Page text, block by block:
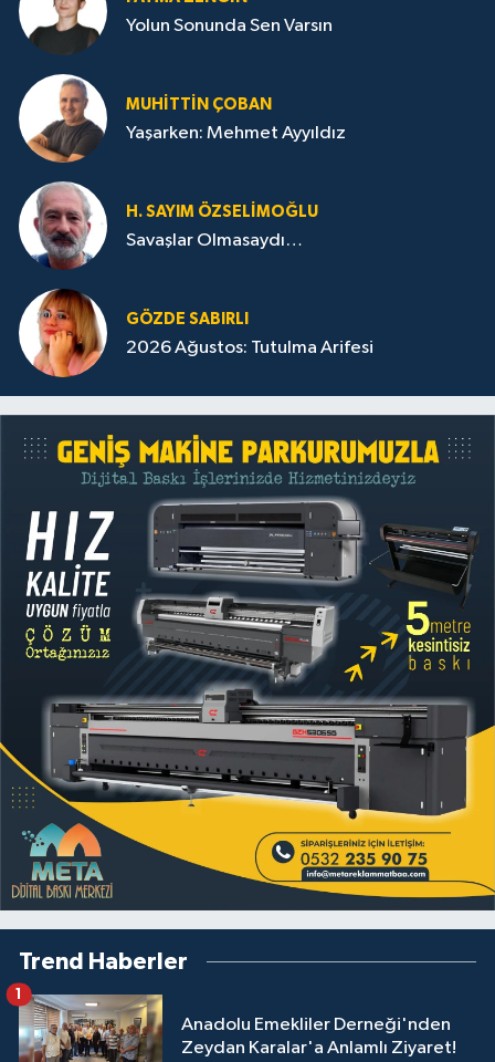
Yolun Sonunda Sen Varsın
MUHITTIN ÇOBAN
Yaşarken: Mehmet Ayyıldız
H. SAYIM ÖZSELİMOĞLU
Savaşlar Olmasaydı…
GÖZDE SABIRLI
2026 Ağustos: Tutulma Arifesi
Trend Haberler
Anadolu Emekliler Derneği'nden
Zeydan Karalar'a Anlamlı Ziyaret!
1